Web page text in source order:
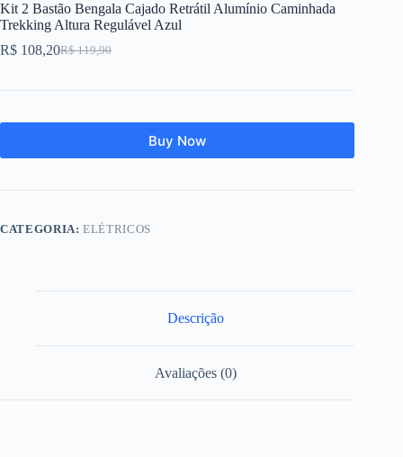
Kit 2 Bastão Bengala Cajado Retrátil Alumínio Caminhada
Trekking Altura Regulável Azul
R$119,90
O
original
R$ 119,90.
R$ 108,20O
atual
R$ 108,20.
Buy Now
CATEGORIA:ELÉTRICOS
Descrição
Avaliações (0)